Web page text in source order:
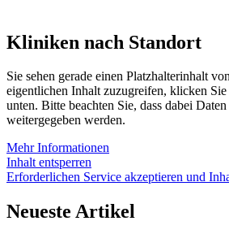
Kliniken nach Standort
Sie sehen gerade einen Platzhalterinhalt
eigentlichen Inhalt zuzugreifen, klicken
unten. Bitte beachten Sie, dass dabei
weitergegeben werden.
Mehr Informationen
Inhalt entsperren
Erforderlichen Service akzeptieren und
Neueste Artikel